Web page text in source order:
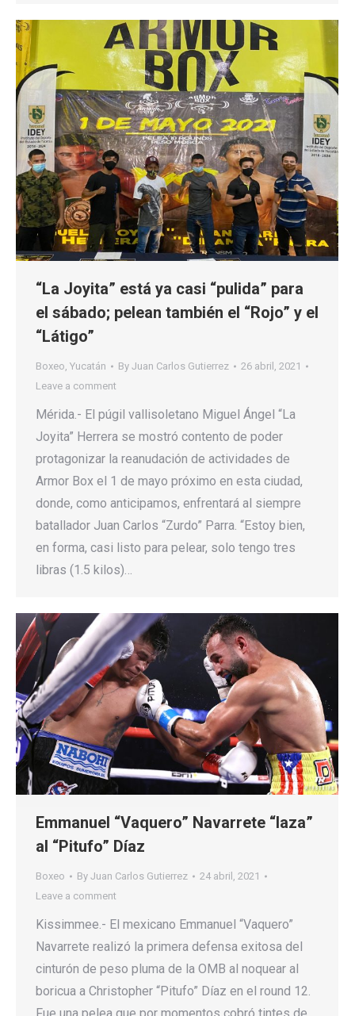
“La Joyita” está ya casi “pulida” para
el sábado; pelean también el “Rojo” y el
“Látigo”
Boxeo, Yucatán By Juan Carlos Gutierrez
26 abril, 2021
Leave a comment
Mérida.- El púgil vallisoletano Miguel Ángel “La
Joyita” Herrera se mostró contento de poder
protagonizar la reanudación de actividades de
Armor Box el 1 de mayo próximo en esta ciudad,
donde, como anticipamos, enfrentará al siempre
batallador Juan Carlos “Zurdo” Parra. “Estoy bien,
en forma, casi listo para pelear, solo tengo tres
libras (1.5 kilos)…
Emmanuel “Vaquero” Navarrete “laza”
al “Pitufo” Díaz
Boxeo By Juan Carlos Gutierrez
24 abril, 2021
Leave a comment
Kissimmee.- El mexicano Emmanuel “Vaquero”
Navarrete realizó la primera defensa exitosa del
cinturón de peso pluma de la OMB al noquear al
boricua a Christopher “Pitufo” Díaz en el round 12.